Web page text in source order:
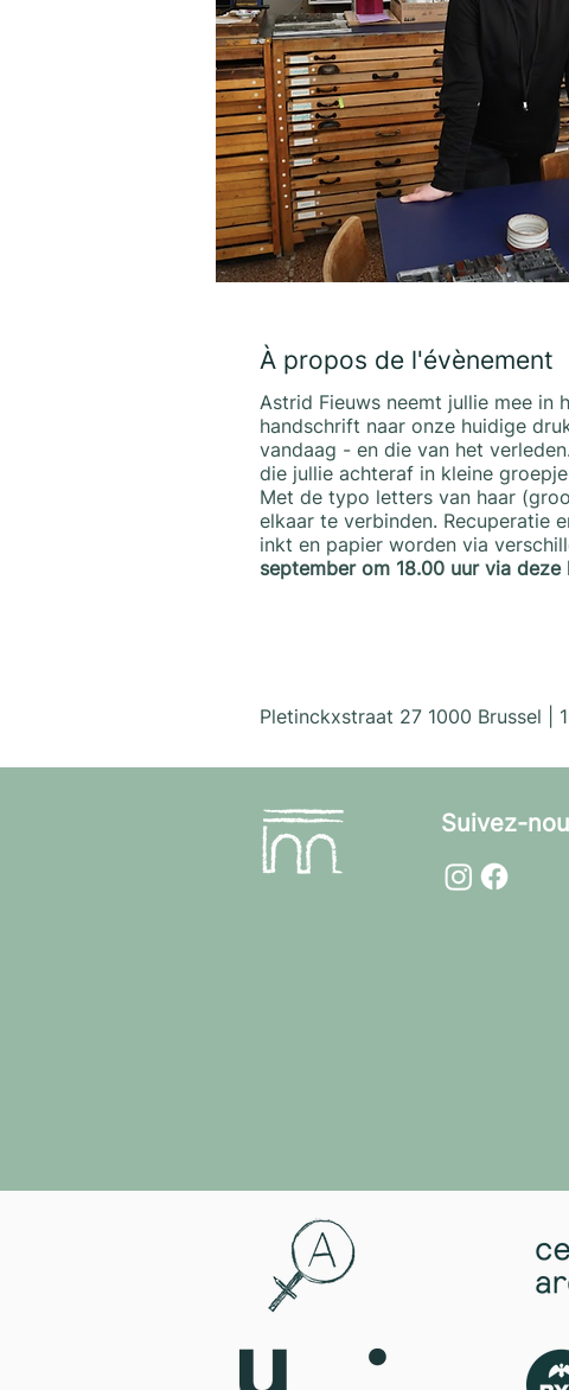
À propos de l'évènement
Astrid Fieuws neemt jullie mee
handschrift naar onze huidige
vandaag - en die van het
die jullie achteraf in kleine
Met de typo letters van haar
elkaar te verbinden. Recuperatie
inkt en papier worden via
september om 18.00 uur via deze
Pletinckxstraat 27 1000 Brussel |
Suivez-